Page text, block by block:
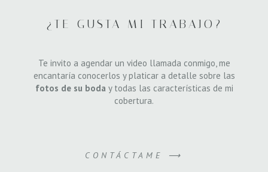
¿TE GUSTA MI TRABAJO?
Te invito a agendar un video llamada conmigo, me
encantaría conocerlos y platicar a detalle sobre las
fotos de su boda y todas las características de mi
cobertura.
CONTÁCTAME ⟶